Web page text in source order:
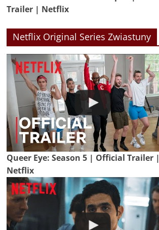
Trailer | Netflix
Netflix Original Series Zwiastuny
Queer Eye: Season 5 | Official Trailer |
Netflix